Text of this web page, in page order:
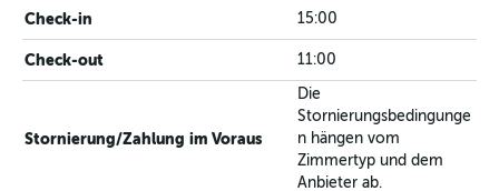
Check-in 15:00
Check-out 11:00
Stornierung/Zahlung im Voraus
Die
Stornierungsbedingunge
n hängen vom
Zimmertyp und dem
Anbieter ab.